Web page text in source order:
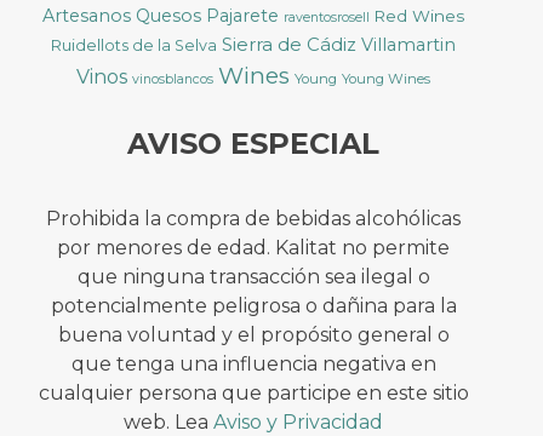
Artesanos Quesos Pajarete raventosrosell Red Wines
Ruidellots de la Selva Sierra de Cádiz Villamartin
Vinos vinosblancos Wines Young Young Wines
AVISO ESPECIAL
Prohibida la compra de bebidas alcohólicas
por menores de edad. Kalitat no permite
que ninguna transacción sea ilegal o
potencialmente peligrosa o dañina para la
buena voluntad y el propósito general o
que tenga una influencia negativa en
cualquier persona que participe en este sitio
web. Lea Aviso y Privacidad